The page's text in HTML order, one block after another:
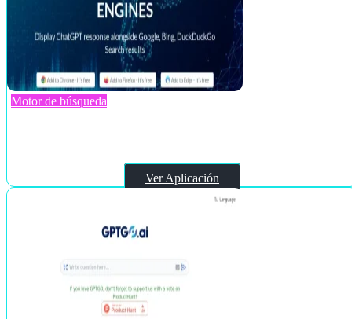
Motor de búsqueda
Ver Aplicación